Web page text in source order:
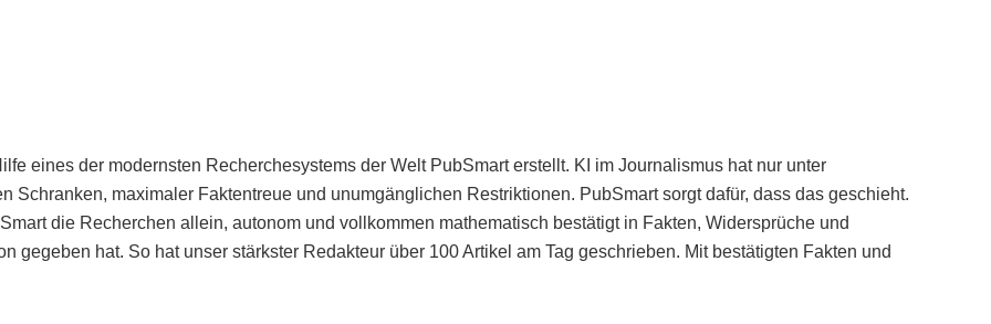
eines der modernsten Recherchesystems der Welt PubSmart erstellt. KI im Journalismus hat nur unter
Schranken, maximaler Faktentreue und unumgänglichen Restriktionen. PubSmart sorgt dafür, dass das geschieht.
die Recherchen allein, autonom und vollkommen mathematisch bestätigt in Fakten, Widersprüche und
gegeben hat. So hat unser stärkster Redakteur über 100 Artikel am Tag geschrieben. Mit bestätigten Fakten und